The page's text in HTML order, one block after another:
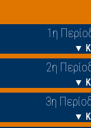
1η
▼
2η
▼
3η
▼